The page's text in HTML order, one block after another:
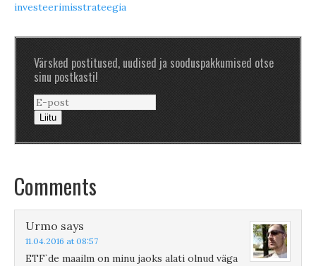
investeerimisstrateegia
Värsked postitused, uudised ja sooduspakkumised otse
sinu postkasti!
Liitu
Comments
Urmo says
11.04.2016 at 08:57
ETF`de maailm on minu jaoks alati olnud väga